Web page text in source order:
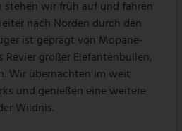
wir früh auf und fahren
nach Norden durch den
ist geprägt von Mopane-
großer Elefantenbullen,
Wir übernachten im weit
und genießen eine weitere
Wildnis.